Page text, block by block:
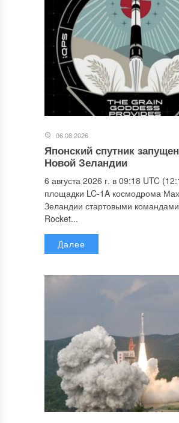
06.08.2026
Японский спутник
Новой Зеландии
6 августа 2026 г. в 09:18 UTC
площадки LC-1A космодрома
Зеландии стартовыми
Rocket...
Далее